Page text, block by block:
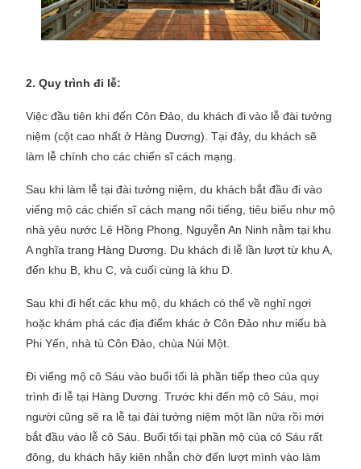
2. Quy trình đi lễ:
Việc đầu tiên khi đến Côn Đảo, du khách đi vào lễ đài tưởng
niệm (cột cao nhất ở Hàng Dương). Tại đây, du khách sẽ
làm lễ chính cho các chiến sĩ cách mạng.
Sau khi làm lễ tại đài tưởng niệm, du khách bắt đầu đi vào
viếng mộ các chiến sĩ cách mạng nổi tiếng, tiêu biểu như mộ
nhà yêu nước Lê Hồng Phong, Nguyễn An Ninh nằm tại khu
A nghĩa trang Hàng Dương. Du khách đi lễ lần lượt từ khu A,
đến khu B, khu C, và cuối cùng là khu D.
Sau khi đi hết các khu mộ, du khách có thể về nghỉ ngơi
hoặc khám phá các địa điểm khác ở Côn Đảo như miếu bà
Phi Yến, nhà tù Côn Đảo, chùa Núi Một.
Đi viếng mộ cô Sáu vào buổi tối là phần tiếp theo của quy
trình đi lễ tại Hàng Dương. Trước khi đến mộ cô Sáu, mọi
người cũng sẽ ra lễ tại đài tưởng niệm một lần nữa rồi mới
bắt đầu vào lễ cô Sáu. Buổi tối tại phần mộ của cô Sáu rất
đông, du khách hãy kiên nhẫn chờ đến lượt mình vào làm